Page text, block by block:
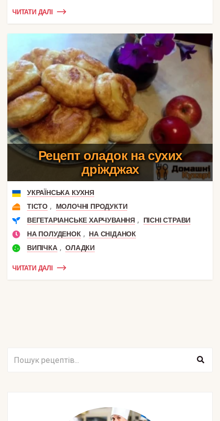
ЧИТАТИ ДАЛІ
Рецепт оладок на сухих
дріжджах
УКРАЇНСЬКА КУХНЯ
ТІСТО ,
МОЛОЧНІ ПРОДУКТИ
ВЕГЕТАРІАНСЬКЕ ХАРЧУВАННЯ ,
ПІСНІ СТРАВИ
НА ПОЛУДЕНОК ,
НА СНІДАНОК
ВИПІЧКА , ОЛАДКИ
ЧИТАТИ ДАЛІ